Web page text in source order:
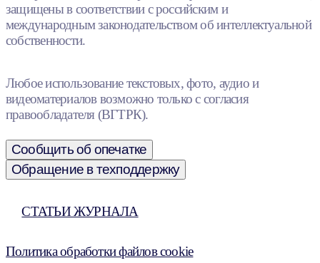
защищены в соответствии с российским и
международным законодательством об интеллектуальной
собственности.
Любое использование текстовых, фото, аудио и
видеоматериалов возможно только с согласия
правообладателя (ВГТРК).
Сообщить об опечатке
Обращение в техподдержку
СТАТЬИ ЖУРНАЛА
Политика обработки файлов cookie